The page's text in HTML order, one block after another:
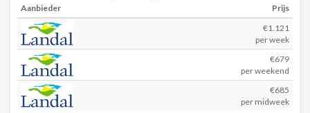
Aanbieder
Prijs
€1.121
per week
€679
per weekend
€685
per midweek